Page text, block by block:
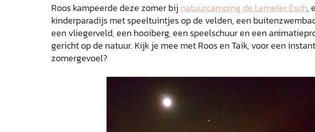
Roos kampeerde deze zomer bij natuurcamping de Lemeler Esch,
kinderparadijs met speeltuintjes op de velden, een
een vliegerveld, een hooiberg, een speelschuur en een
gericht op de natuur. Kijk je mee met Roos en Taik, voor een instant
zomergevoel?